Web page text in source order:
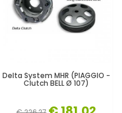
Delta System MHR (PIAGGIO -
Clutch BELL Ø 107)